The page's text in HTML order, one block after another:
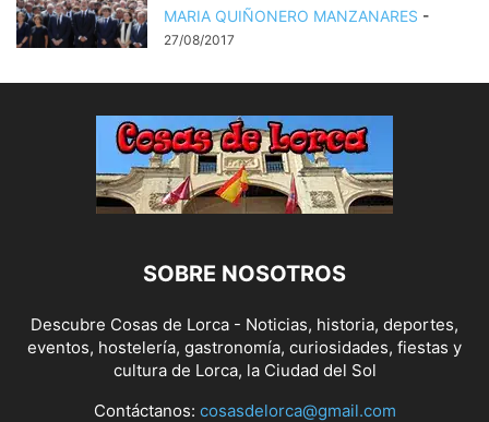
MARIA QUIÑONERO MANZANARES -
27/08/2017
SOBRE NOSOTROS
Descubre Cosas de Lorca - Noticias, historia, deportes,
eventos, hostelería, gastronomía, curiosidades, fiestas y
cultura de Lorca, la Ciudad del Sol
Contáctanos: cosasdelorca@gmail.com